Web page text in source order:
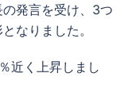
発言を受け、3つ
なりました。
近く上昇しまし